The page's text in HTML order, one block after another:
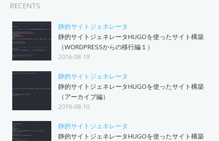
RECENTS
静的サイトジェネレータ
静的サイトジェネレータHUGOを使ったサイト構築
（WORDPRESSからの移行編１）
2016-08-19
静的サイトジェネレータ
静的サイトジェネレータHUGOを使ったサイト構築
（アーカイブ編）
2016-08-10
静的サイトジェネレータ
静的サイトジェネレータHUGOを使ったサイト構築